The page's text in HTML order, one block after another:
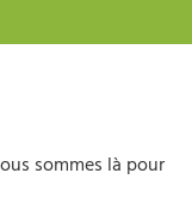
sommes là pour